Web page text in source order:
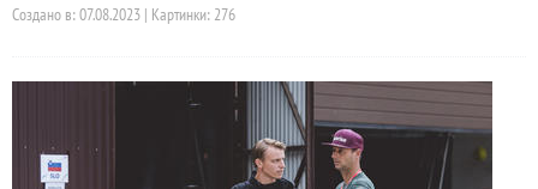
Создано в: 07.08.2023 | Картинки: 276